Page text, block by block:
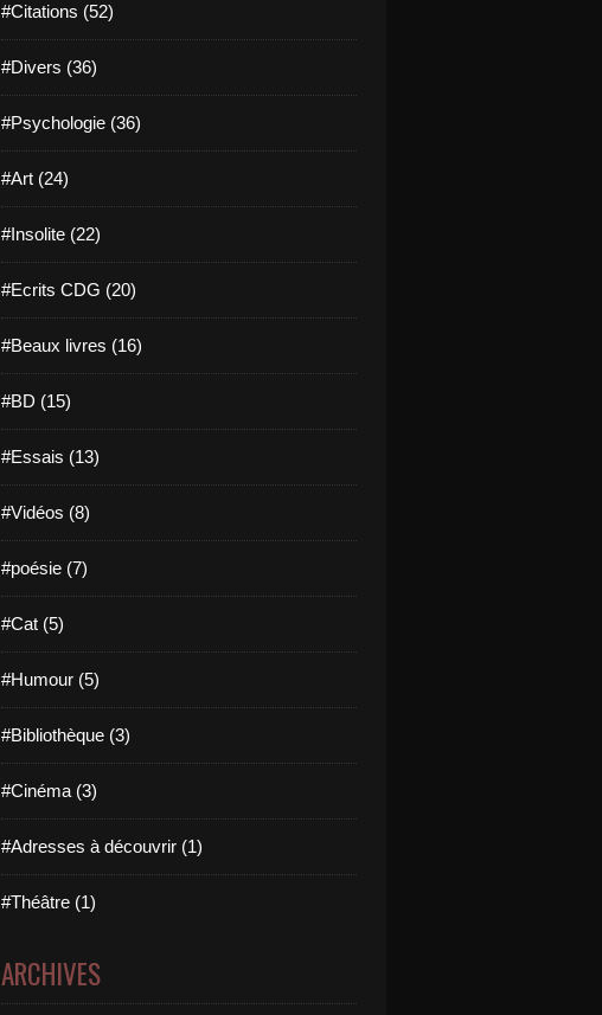
#Citations (52)
#Divers (36)
#Psychologie (36)
#Art (24)
#Insolite (22)
#Ecrits CDG (20)
#Beaux livres (16)
#BD (15)
#Essais (13)
#Vidéos (8)
#poésie (7)
#Cat (5)
#Humour (5)
#Bibliothèque (3)
#Cinéma (3)
#Adresses à découvrir (1)
#Théâtre (1)
ARCHIVES